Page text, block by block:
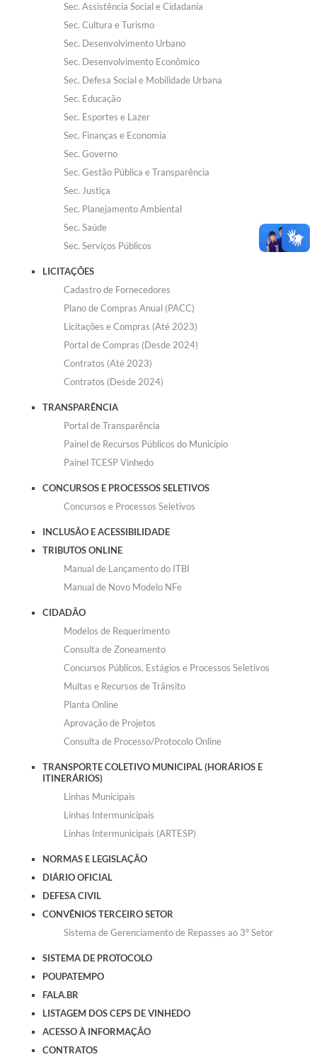
Galeria de Vídeos
Contas Públicas
Sec. Assistência Social e Cidadania
Sec. Cultura e Turismo
Sec. Desenvolvimento Urbano
Sec. Desenvolvimento Econômico
Sec. Defesa Social e Mobilidade Urbana
Sec. Educação
Sec. Esportes e Lazer
Sec. Finanças e Economia
Sec. Governo
Sec. Gestão Pública e Transparência
Sec. Justiça
Sec. Planejamento Ambiental
Sec. Saúde
Sec. Serviços Públicos
LICITAÇÕES
Cadastro de Fornecedores
Plano de Compras Anual (PACC)
Licitações e Compras (Até 2023)
Portal de Compras (Desde 2024)
Contratos (Até 2023)
Contratos (Desde 2024)
TRANSPARÊNCIA
Portal de Transparência
Painel de Recursos Públicos do Município
Painel TCESP Vinhedo
CONCURSOS E PROCESSOS SELETIVOS
Concursos e Processos Seletivos
INCLUSÃO E ACESSIBILIDADE
TRIBUTOS ONLINE
Manual de Lançamento do ITBI
Manual de Novo Modelo NFe
CIDADÃO
Modelos de Requerimento
Consulta de Zoneamento
Concursos Públicos, Estágios e Processos Seletivos
Multas e Recursos de Trânsito
Planta Online
Aprovação de Projetos
Consulta de Processo/Protocolo Online
TRANSPORTE COLETIVO MUNICIPAL (HORÁRIOS E
ITINERÁRIOS)
Linhas Municipais
Linhas Intermunicipais
Linhas Intermunicipais (ARTESP)
NORMAS E LEGISLAÇÃO
DIÁRIO OFICIAL
DEFESA CIVIL
CONVÊNIOS TERCEIRO SETOR
Sistema de Gerenciamento de Repasses ao 3º Setor
SISTEMA DE PROTOCOLO
POUPATEMPO
FALA.BR
LISTAGEM DOS CEPS DE VINHEDO
ACESSO À INFORMAÇÃO
CONTRATOS